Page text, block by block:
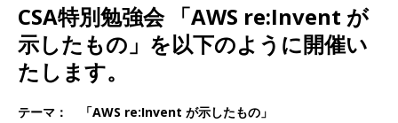
CSA特別勉強会 「AWS re:Invent が
示したもの」を以下のように開催い
たします。
テーマ： 「AWS re:Invent が示したもの」